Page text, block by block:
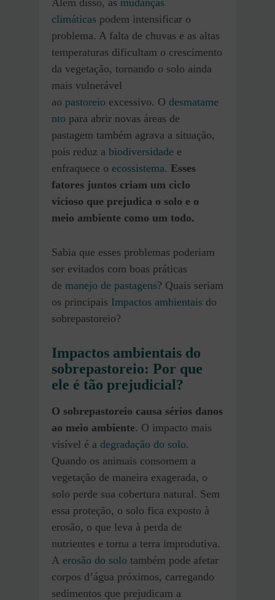
climáticas podem intensificar o
problema. A falta de chuvas e as altas
temperaturas dificultam o crescimento
da vegetação, tornando o solo ainda
mais vulnerável
ao pastoreio excessivo. O desmatame
nto para abrir novas áreas de
pastagem também agrava a situação,
pois reduz a biodiversidade e
enfraquece o ecossistema. Esses
fatores juntos criam um ciclo
vicioso que prejudica o solo e o
meio ambiente como um todo.
Sabia que esses problemas poderiam
ser evitados com boas práticas
de manejo de pastagens? Quais seriam
os principais Impactos ambientais do
sobrepastoreio?
Impactos ambientais do
sobrepastoreio: Por que
ele é tão prejudicial?
O sobrepastoreio causa sérios danos
ao meio ambiente. O impacto mais
visível é a degradação do solo.
Quando os animais consomem a
vegetação de maneira exagerada, o
solo perde sua cobertura natural. Sem
essa proteção, o solo fica exposto à
erosão, o que leva à perda de
nutrientes e torna a terra improdutiva.
A erosão do solo também pode afetar
corpos d’água próximos, carregando
sedimentos que prejudicam a